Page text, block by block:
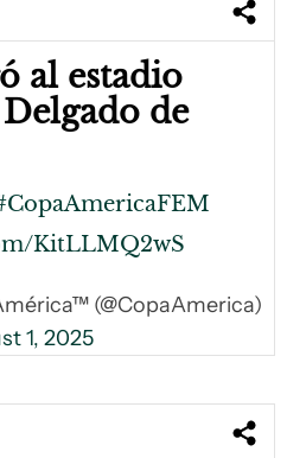
al estadio
de
KitLLMQ2wS
(@CopaAmerica)
1, 2025